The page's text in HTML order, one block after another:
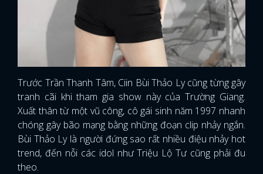
Trước Trần Thanh Tâm, Ciin Bùi Thảo Ly cũng từng gây
tranh cãi khi tham gia show này của Trường Giang.
Xuất thân từ một vũ công, cô gái sinh năm 1997 nhanh
chóng gây bão mạng bằng những đoạn clip nhảy ngắn.
Bùi Thảo Ly là người đứng sao rất nhiều điệu nhảy hot
trend, đến nỗi các idol như Triệu Lộ Tư cũng phải đu
theo.